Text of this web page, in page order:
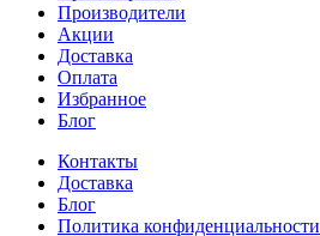
Производители
Акции
Доставка
Оплата
Избранное
Блог
Контакты
Доставка
Блог
Политика конфиденциальности